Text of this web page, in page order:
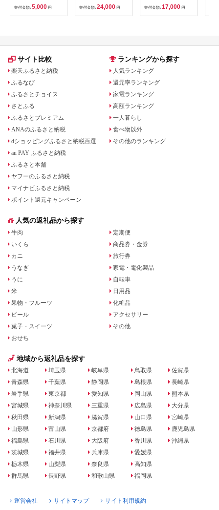
寄付金額: 5,000 円
B201_EP6024
寄付金額: 24,000 円
キーホルダー ギフト
贈り物 お取り寄せ 返
礼品
寄付金額: 17,000 円
サイト比較
楽天ふるさと納税
ふるなび
ふるさとチョイス
さとふる
ふるさとプレミアム
ANAのふるさと納税
dショッピングふるさと納税百選
au PAY ふるさと納税
ふるさと本舗
ヤフーのふるさと納税
マイナビふるさと納税
ポイント還元キャンペーン
ランキングから探す
人気ランキング
還元率ランキング
家電ランキング
高額ランキング
一人暮らし
食べ物以外
その他のランキング
人気の返礼品から探す
牛肉
いくら
カニ
うなぎ
うに
米
果物・フルーツ
ビール
菓子・スイーツ
おせち
定期便
商品券・金券
旅行券
家電・電化製品
自転車
日用品
化粧品
アクセサリー
その他
地域から返礼品を探す
北海道
青森県
岩手県
宮城県
秋田県
山形県
福島県
茨城県
栃木県
群馬県
埼玉県
千葉県
東京都
神奈川県
新潟県
富山県
石川県
福井県
山梨県
長野県
岐阜県
静岡県
愛知県
三重県
滋賀県
京都府
大阪府
兵庫県
奈良県
和歌山県
鳥取県
島根県
岡山県
広島県
山口県
徳島県
香川県
愛媛県
高知県
福岡県
佐賀県
長崎県
熊本県
大分県
宮崎県
鹿児島県
沖縄県
運営会社 サイトマップ サイト利用規約